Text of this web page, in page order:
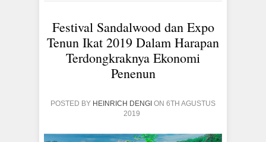
Festival Sandalwood dan Expo
Tenun Ikat 2019 Dalam Harapan
Terdongkraknya Ekonomi
Penenun
POSTED BY HEINRICH DENGI ON 6TH AGUSTUS
2019